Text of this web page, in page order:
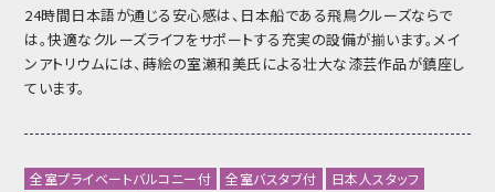
24時間日本語が通じる安心感は、日本船である飛鳥クルーズならで
は。快適なクルーズライフをサポートする充実の設備が揃います。メイ
ンアトリウムには、蒔絵の室瀬和美氏による壮大な漆芸作品が鎮座し
ています。
全室プライベートバルコニー付 全室バスタブ付
日本人スタッフ